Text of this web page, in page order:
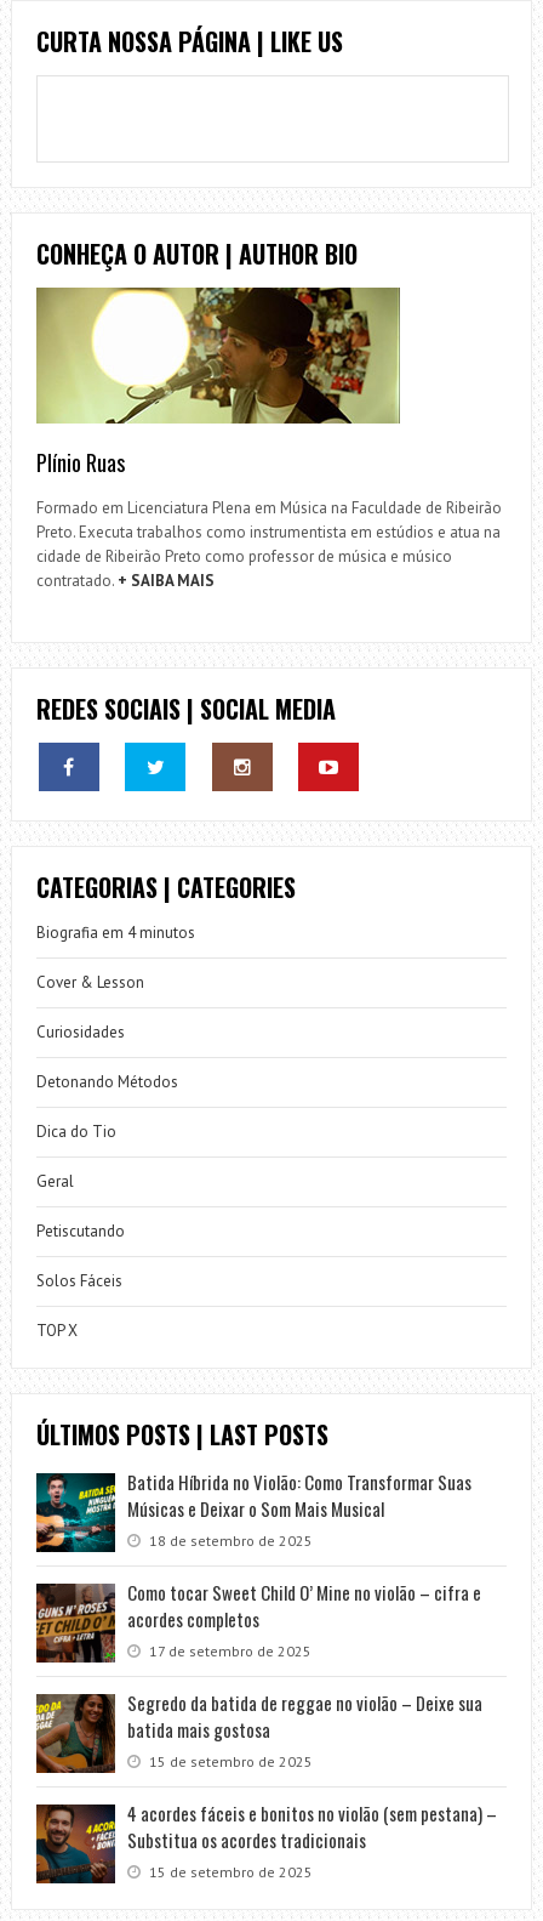
CURTA NOSSA PÁGINA | LIKE US
CONHEÇA O AUTOR | AUTHOR BIO
Plínio Ruas
Formado em Licenciatura Plena em Música na Faculdade de Ribeirão
Preto. Executa trabalhos como instrumentista em estúdios e atua na
cidade de Ribeirão Preto como professor de música e músico
contratado. + SAIBA MAIS
REDES SOCIAIS | SOCIAL MEDIA
CATEGORIAS | CATEGORIES
Biografia em 4 minutos
Cover & Lesson
Curiosidades
Detonando Métodos
Dica do Tio
Geral
Petiscutando
Solos Fáceis
TOP X
ÚLTIMOS POSTS | LAST POSTS
Batida Híbrida no Violão: Como Transformar Suas
Músicas e Deixar o Som Mais Musical
18 de setembro de 2025
Como tocar Sweet Child O’ Mine no violão – cifra e
acordes completos
17 de setembro de 2025
Segredo da batida de reggae no violão – Deixe sua
batida mais gostosa
15 de setembro de 2025
4 acordes fáceis e bonitos no violão (sem pestana) –
Substitua os acordes tradicionais
15 de setembro de 2025